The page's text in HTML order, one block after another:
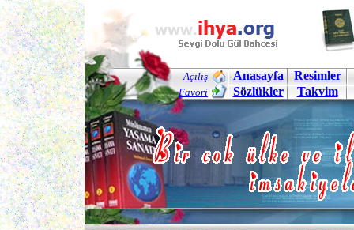
Açılış
Favori
Anasayfa
Resimler
Sözlükler
Takvim